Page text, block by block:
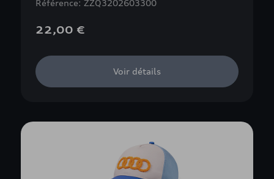
Référence: ZZQ3202603300
22,00 €
Voir détails